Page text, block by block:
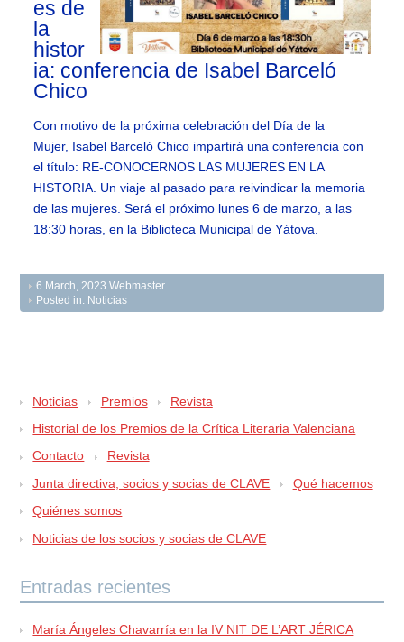
es de
la
histor
ia: conferencia de Isabel Barceló
Chico
Con motivo de la próxima celebración del Día de la
Mujer, Isabel Barceló Chico impartirá una conferencia con
el título: RE-CONOCERNOS LAS MUJERES EN LA
HISTORIA. Un viaje al pasado para reivindicar la memoria
de las mujeres. Será el próximo lunes 6 de marzo, a las
18:30 horas, en la Biblioteca Municipal de Yátova.
6 March, 2023 Webmaster
Posted in: Noticias
Noticias Premios
Revista
Historial de los Premios de la Crítica Literaria Valenciana
Contacto
Revista
Junta directiva, socios y socias de CLAVE
Qué hacemos
Quiénes somos
Noticias de los socios y socias de CLAVE
Entradas recientes
María Ángeles Chavarría en la IV NIT DE L’ART JÉRICA